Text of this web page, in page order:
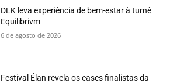
DLK leva experiência de bem-estar à turnê
Equilibrivm
6 de agosto de 2026
Festival Élan revela os cases finalistas da